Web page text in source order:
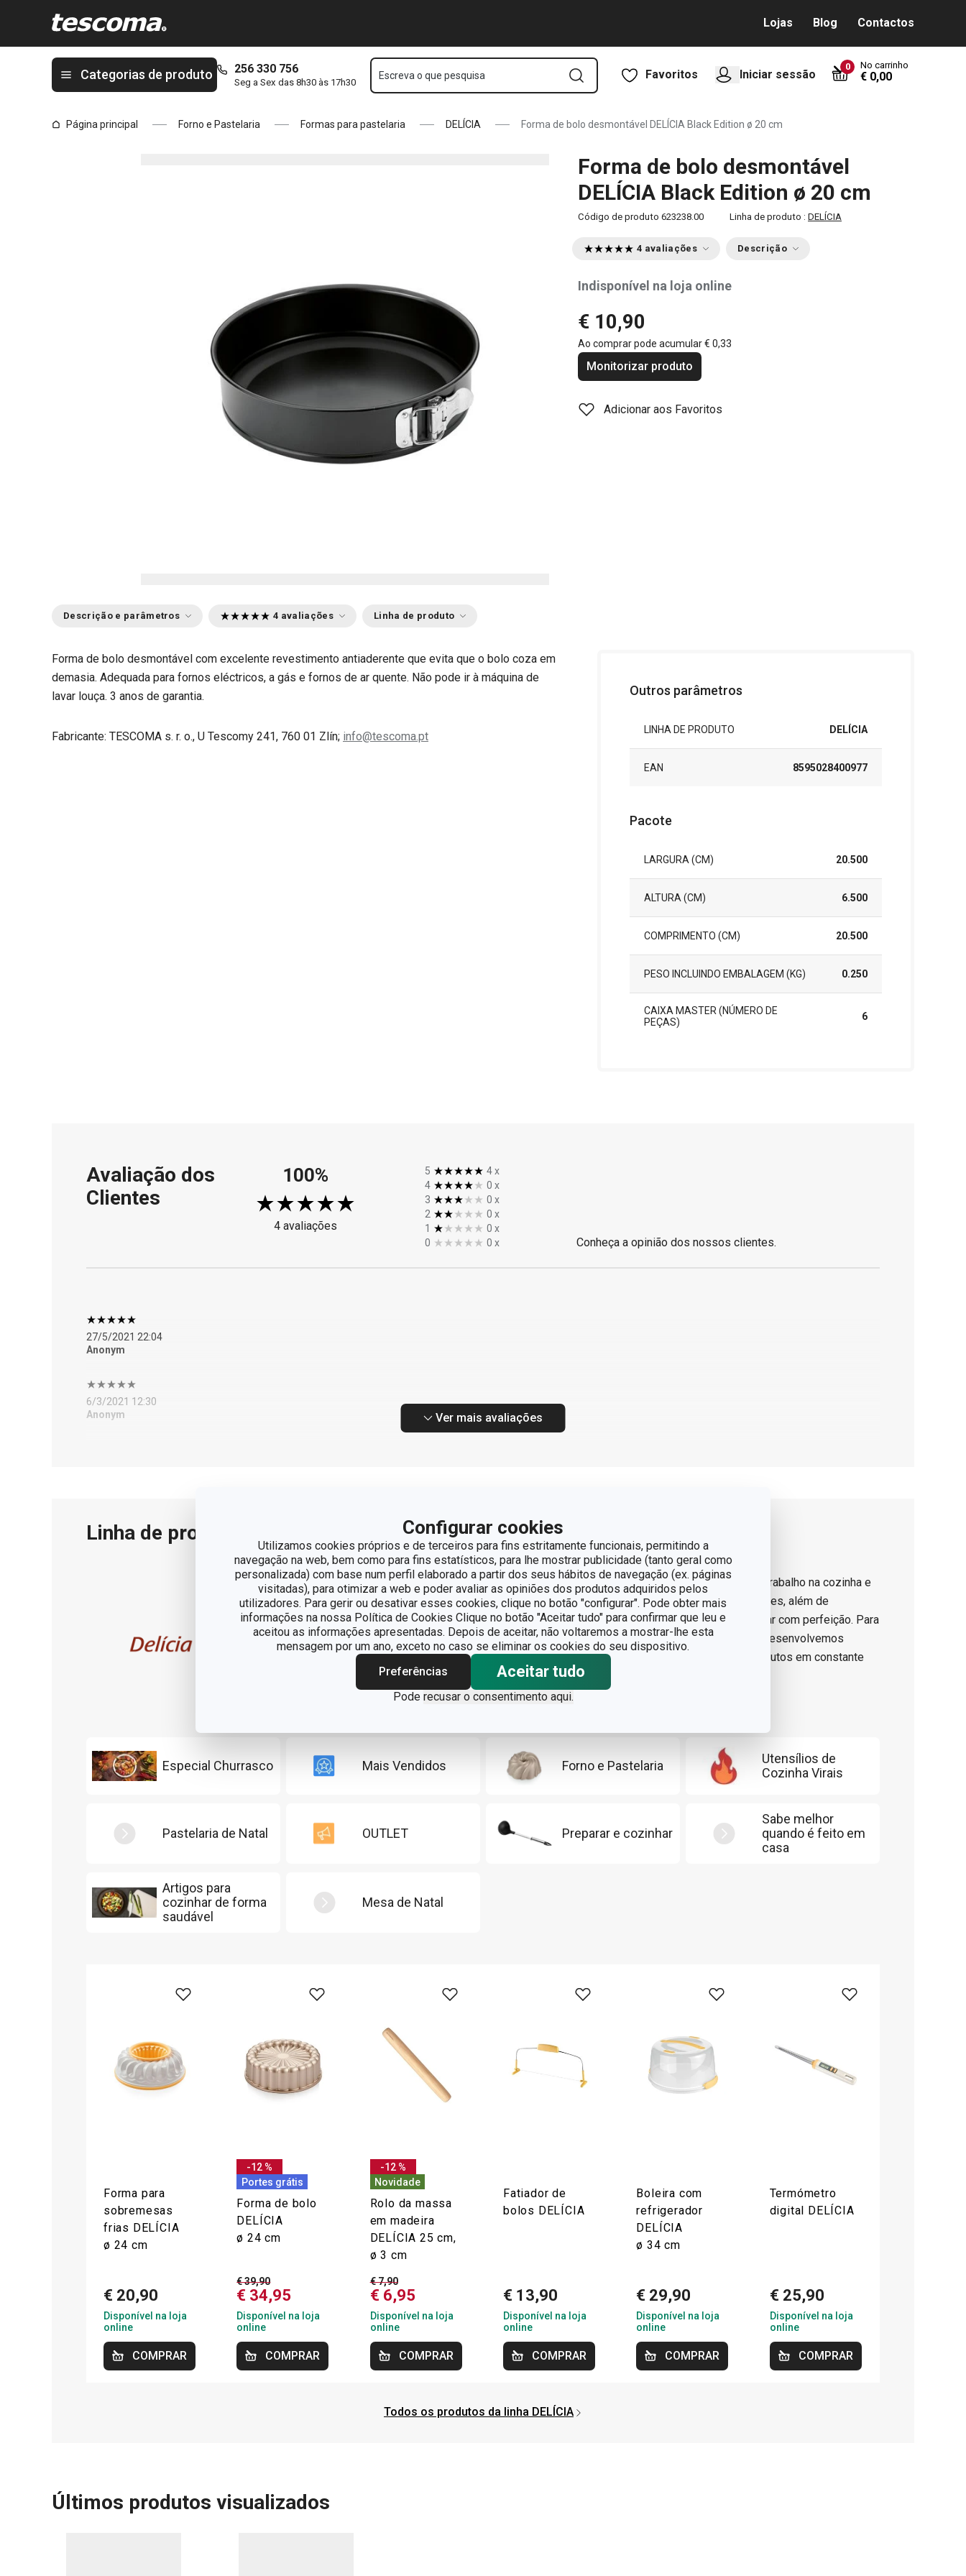
Configurar cookies
Utilizamos cookies próprios e de terceiros para fins estritamente funcionais, permitindo a
navegação na web, bem como para fins estatísticos, para lhe mostrar publicidade (tanto geral como
personalizada) com base num perfil elaborado a partir dos seus hábitos de navegação (ex. páginas
visitadas), para otimizar a web e poder avaliar as opiniões dos produtos adquiridos pelos
utilizadores. Para gerir ou desativar esses cookies, clique no botão "configurar". Pode obter mais
informações na nossa Política de Cookies Clique no botão "Aceitar tudo" para confirmar que leu e
aceitou as informações apresentadas. Depois de aceitar, não voltaremos a mostrar-lhe esta
mensagem por um ano, exceto no caso se eliminar os cookies do seu dispositivo.
Preferências
Aceitar tudo
Pode recusar o consentimento aqui.
Lojas Blog Contactos
Categorias de produto 256 330 756
Seg a Sex das 8h30 às 17h30
Escreva o que pesquisa Favoritos Iniciar sessão
0 No carrinho
€ 0,00
Página principal Forno e Pastelaria Formas para pastelaria DELÍCIA Forma de bolo desmontável DELÍCIA Black Edition ø 20 cm
Forma de bolo desmontável
DELÍCIA Black Edition ø 20 cm
Código de produto 623238.00 Linha de produto : DELÍCIA
4 avaliações Descrição
Indisponível na loja online
€ 10,90
Ao comprar pode acumular€ 0,33
Monitorizar produto
Adicionar aos Favoritos
Descrição e parâmetros 4 avaliações Linha de produto
Forma de bolo desmontável com excelente revestimento antiaderente que evita que o bolo coza em
demasia. Adequada para fornos eléctricos, a gás e fornos de ar quente. Não pode ir à máquina de
lavar louça. 3 anos de garantia.
Fabricante: TESCOMA s. r. o., U Tescomy 241, 760 01 Zlín; info@tescoma.pt
Outros parâmetros
LINHA DE PRODUTO DELÍCIA
EAN 8595028400977
Pacote
LARGURA (CM) 20.500
ALTURA (CM) 6.500
COMPRIMENTO (CM) 20.500
PESO INCLUINDO EMBALAGEM (KG) 0.250
CAIXA MASTER (NÚMERO DE
PEÇAS)
6
Avaliação dos
Clientes
100%
4 avaliações
5 4x
4
0 x
3
0 x
2
0 x
1
0 x
0
0 x Conheça a opinião dos nossos clientes.
27/5/2021 22:04
Anonym
6/3/2021 12:30
Anonym
Ver mais avaliações
Linha de produto
Seja para profissionais ou iniciantes, a linha DELÍCIA é a escolha ideal para quem quer facilitar o trabalho na cozinha e
criar receitas deliciosas. Com assadeiras em diversos tamanhos, formas para bolos, muffins e pães, além de
utensílios de pastelaria de excelente qualidade, DELÍCIA oferece tudo o que precisa para cozinhar com perfeição. Para
os profissionais da pastelaria, temos suprimentos especializados, enquanto para os iniciantes, desenvolvemos
ferramentas que tornam o processo de cozedura simples e prática. Explore a nossa linha de produtos em constante
expansão e inspire-se com as novas receitas no nosso blog.
Especial Churrasco Mais Vendidos Forno e Pastelaria
Utensílios de
Cozinha Virais
Pastelaria de Natal OUTLET Preparar e cozinhar
Sabe melhor
quando é feito em
casa
Artigos para
cozinhar de forma
saudável
Mesa de Natal
Forma para
sobremesas
frias DELÍCIA
ø 24 cm
€ 20,90
Disponível na loja
online
COMPRAR
-12 %
Portes grátis
Forma de bolo
DELÍCIA
ø 24 cm
€ 39,90
€ 34,95
Disponível na loja
online
COMPRAR
-12 %
Novidade
Rolo da massa
em madeira
DELÍCIA 25 cm,
ø 3 cm
€ 7,90
€ 6,95
Disponível na loja
online
COMPRAR
Fatiador de
bolos DELÍCIA
€ 13,90
Disponível na loja
online
COMPRAR
Boleira com
refrigerador
DELÍCIA
ø 34 cm
€ 29,90
Disponível na loja
online
COMPRAR
Termómetro
digital DELÍCIA
€ 25,90
Disponível na loja
online
COMPRAR
Todos os produtos da linha DELÍCIA
Últimos produtos visualizados